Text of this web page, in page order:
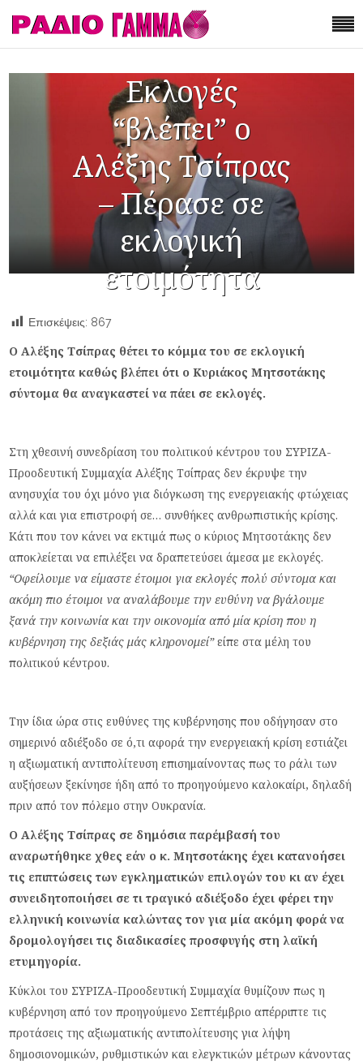
Εκλογές
“βλέπει” ο
Αλέξης Τσίπρας
– Πέρασε σε
εκλογική
ετοιμότητα
Επισκέψεις: 867
Ο Αλέξης Τσίπρας θέτει το κόμμα του σε εκλογική
ετοιμότητα καθώς βλέπει ότι ο Κυριάκος Μητσοτάκης
σύντομα θα αναγκαστεί να πάει σε εκλογές.
Στη χθεσινή συνεδρίαση του πολιτικού κέντρου του ΣΥΡΙΖΑ-
Προοδευτική Συμμαχία Αλέξης Τσίπρας δεν έκρυψε την
ανησυχία του όχι μόνο για διόγκωση της ενεργειακής φτώχειας
αλλά και για επιστροφή σε… συνθήκες ανθρωπιστικής κρίσης.
Κάτι που τον κάνει να εκτιμά πως ο κύριος Μητσοτάκης δεν
αποκλείεται να επιλέξει να δραπετεύσει άμεσα με εκλογές.
“Οφείλουμε να είμαστε έτοιμοι για εκλογές πολύ σύντομα και
ακόμη πιο έτοιμοι να αναλάβουμε την ευθύνη να βγάλουμε
ξανά την κοινωνία και την οικονομία από μία κρίση που η
κυβέρνηση της δεξιάς μάς κληρονομεί”είπε στα μέλη του
πολιτικού κέντρου.
Την ίδια ώρα στις ευθύνες της κυβέρνησης που οδήγησαν στο
σημερινό αδιέξοδο σε ό,τι αφορά την ενεργειακή κρίση εστιάζει
η αξιωματική αντιπολίτευση επισημαίνοντας πως το ράλι των
αυξήσεων ξεκίνησε ήδη από το προηγούμενο καλοκαίρι, δηλαδή
πριν από τον πόλεμο στην Ουκρανία.
Ο Αλέξης Τσίπρας σε δημόσια παρέμβασή του
αναρωτήθηκε χθες εάν ο κ. Μητσοτάκης έχει κατανοήσει
τις επιπτώσεις των εγκληματικών επιλογών του κι αν έχει
συνειδητοποιήσει σε τι τραγικό αδιέξοδο έχει φέρει την
ελληνική κοινωνία καλώντας τον για μία ακόμη φορά να
δρομολογήσει τις διαδικασίες προσφυγής στη λαϊκή
ετυμηγορία.
Κύκλοι του ΣΥΡΙΖΑ-Προοδευτική Συμμαχία θυμίζουν πως η
κυβέρνηση από τον προηγούμενο Σεπτέμβριο απέρριπτε τις
προτάσεις της αξιωματικής αντιπολίτευσης για λήψη
δημοσιονομικών, ρυθμιστικών και ελεγκτικών μέτρων κάνοντας